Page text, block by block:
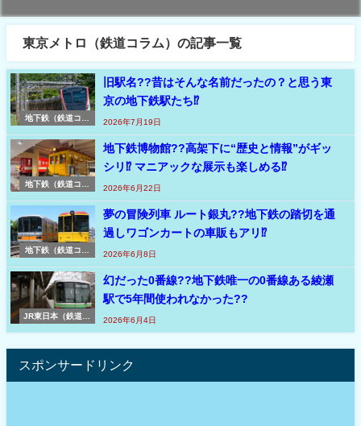
東京メトロ（鉄道コラム）の記事一覧
地下鉄（鉄道コラ
旧駅名??昔はそんな名前だったの？と思う東
京の地下鉄駅たち⁉
2026年7月19日
地下鉄（鉄道コラ
地下鉄博物館??高架下に“歴史と情報”がギッ
シリ⁉ マニアックな展示も楽しめる⁉
2026年6月22日
地下鉄（鉄道コラ
夢の冒険列車 ルート銀丸??地下鉄の踏切を通
過しワゴンカートの車販もアリ⁉
2026年6月8日
JR東日本（鉄道コ
幻だった0番線??地下鉄唯一の0番線ある綾瀬
駅で5年間使われなかった??
2026年6月4日
スポンサードリンク